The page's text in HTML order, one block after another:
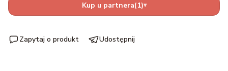
Kup u partnera(1)▾
Zapytaj o produkt Udostępnij